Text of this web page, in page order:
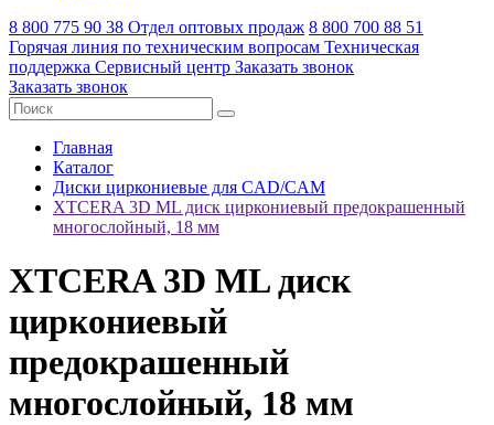
8 800 775 90 38 Отдел оптовых продаж 8 800 700 88 51
Горячая линия по техническим вопросам Техническая
поддержка Сервисный центр Заказать звонок
Заказать звонок
Главная
Каталог
Диски циркониевые для CAD/CAM
XTCERA 3D ML диск циркониевый предокрашенный
многослойный, 18 мм
XTCERA 3D ML диск
циркониевый
предокрашенный
многослойный, 18 мм